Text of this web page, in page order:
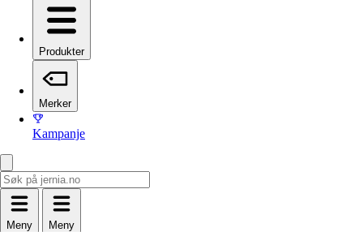
Produkter
Merker
Kampanje
Meny Meny